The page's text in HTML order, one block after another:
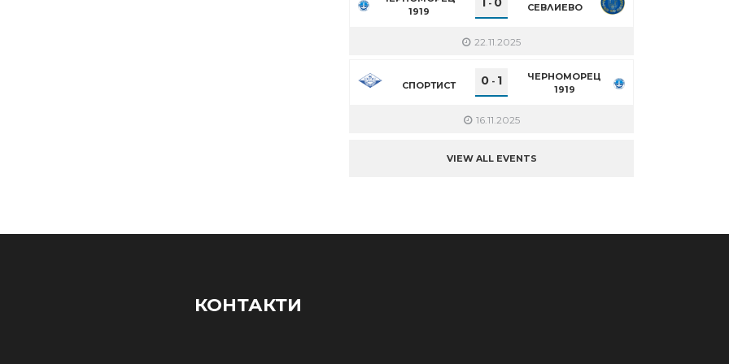
1919
- СЕВЛИЕВО
22.11.2025
СПОРТИСТ 0 - 1
ЧЕРНОМОРЕЦ
1919
16.11.2025
VIEW ALL EVENTS
КОНТАКТИ